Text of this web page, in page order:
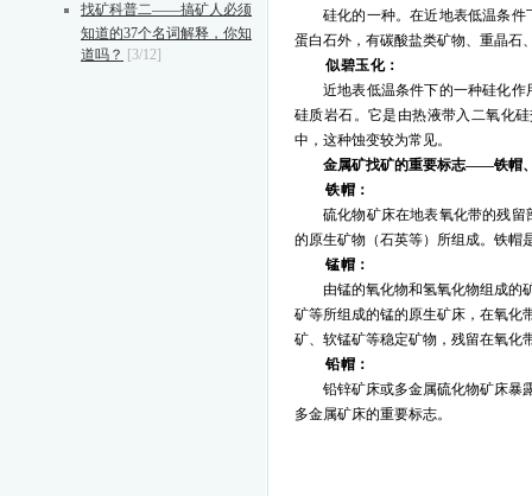
找矿科普二——搞矿人必须
知道的37个名词解释，你知
道吗？ [3/12]
硅化的一种。在近地表低温条
蛋白石外，有碳酸盐类矿物、重晶石
似碧玉化：
近地表低温条件下的一种硅化
硅质岩石。它是由热液带入二氧化
中，这种蚀变较为常见。
金属矿找矿的重要标志——铁帽
铁帽：
硫化物矿床在地表氧化带的残
的原生矿物（石英等）所组成。铁帽
锰帽：
由锰的氧化物和氢氧化物组成的
矿等所组成的锰的原生矿床，在氧化
矿、软锰矿等稳定矿物，残留在氧化
铅帽：
铅锌矿床或多金属硫化物矿床暴
多金属矿床的重要标志。